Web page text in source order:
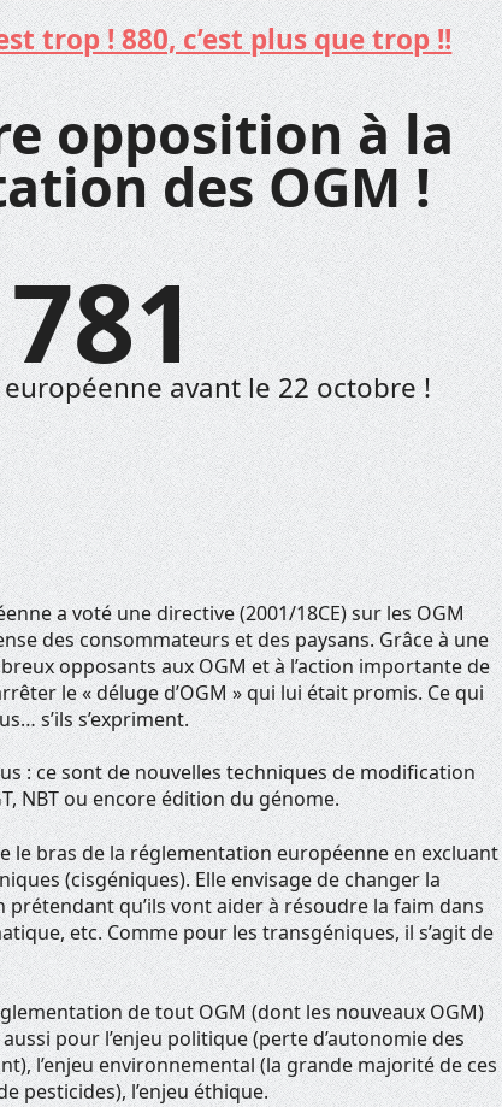
trop ! 880, c’est plus que trop !!
opposition à la
des OGM !
avant le 22 octobre !
a voté une directive (2001/18CE) sur les OGM
des consommateurs et des paysans. Grâce à une
opposants aux OGM et à l’action importante de
le « déluge d’OGM » qui lui était promis. Ce qui
s’ils s’expriment.
: ce sont de nouvelles techniques de modification
NBT ou encore édition du génome.
le bras de la réglementation européenne en excluant
(cisgéniques). Elle envisage de changer la
qu’ils vont aider à résoudre la faim dans
etc. Comme pour les transgéniques, il s’agit de
de tout OGM (dont les nouveaux OGM)
pour l’enjeu politique (perte d’autonomie des
l’enjeu environnemental (la grande majorité de ces
pesticides), l’enjeu éthique.